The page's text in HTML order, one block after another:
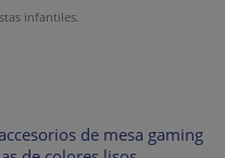
infantiles.
de mesa gaming